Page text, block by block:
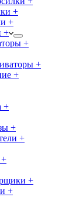
+
+
+
+
+
+
+
+
+
+
+